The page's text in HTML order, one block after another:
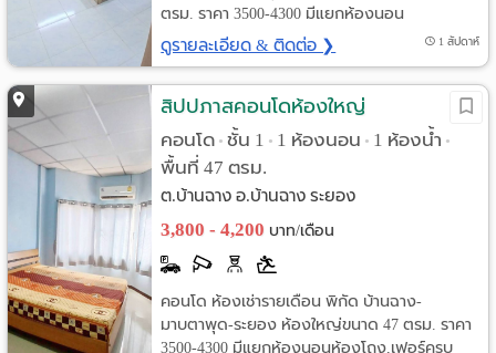
ตรม. ราคา 3500-4300 มีแยกห้องนอน
ดูรายละเอียด & ติดต่อ ❯ 1 สัปดาห์
สิปปภาสคอนโดห้องใหญ่
คอนโด • ชั้น 1 • 1 ห้องนอน • 1 ห้องน้ำ •
พื้นที่ 47 ตรม.
ต.บ้านฉาง อ.บ้านฉาง ระยอง
3,800 - 4,200 บาท/เดือน
คอนโด ห้องเช่ารายเดือน พิกัด บ้านฉาง-
มาบตาพุด-ระยอง ห้องใหญ่ขนาด 47 ตรม. ราคา
3500-4300 มีแยกห้องนอนห้องโถง,เฟอร์ครบ